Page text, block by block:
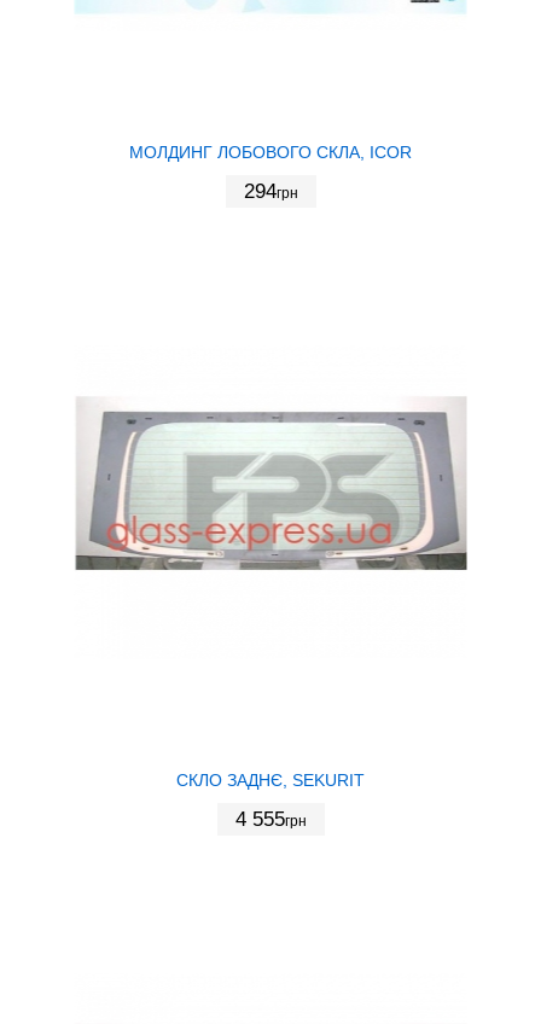
МОЛДИНГ ЛОБОВОГО СКЛА, ICOR
294грн
СКЛО ЗАДНЄ, SEKURIT
4 555грн